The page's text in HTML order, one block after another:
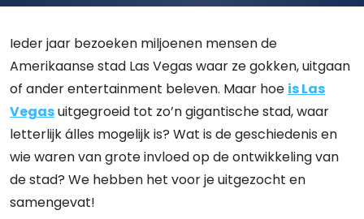
Ieder jaar bezoeken miljoenen mensen de
Amerikaanse stad Las Vegas waar ze gokken, uitgaan
of ander entertainment beleven. Maar hoe is Las
Vegasuitgegroeid tot zo’n gigantische stad, waar
letterlijk álles mogelijk is? Wat is de geschiedenis en
wie waren van grote invloed op de ontwikkeling van
de stad? We hebben het voor je uitgezocht en
samengevat!